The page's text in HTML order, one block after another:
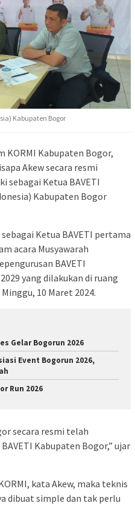
Kabupaten Bogor
KORMI Kabupaten Bogor,
Akew secara resmi
sebagai Ketua BAVETI
Kabupaten Bogor
Ketua BAVETI pertama
acara Musyawarah
BAVETI
yang dilakukan di ruang
10 Maret 2024.
Gelar Bogorun 2026
Event Bogorun 2026,
Run 2026
secara resmi telah
Kabupaten Bogor,” ujar
kata Akew, maka teknis
dibuat simple dan tak perlu